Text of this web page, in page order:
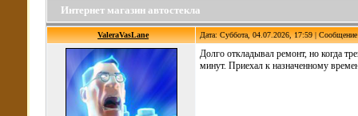
Интернет магазин автостекла
ValeraVasLane Дата: Суббота, 04.07.2026, 17:59 |
Долго откладывал ремонт, но когда
минут. Приехал к назначенному